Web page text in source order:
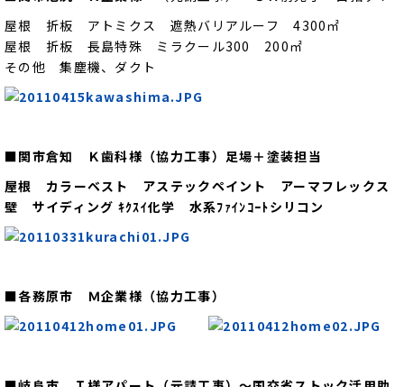
屋根 折板 アトミクス 遮熱バリアルーフ 4300㎡
屋根 折板 長島特殊 ミラクール300 200㎡
その他 集塵機、ダクト
■関市倉知 Ｋ歯科様（協力工事）足場＋塗装担当
屋根 カラーベスト アステックペイント アーマフレックス
壁 サイディング ｷｸｽｲ化学 水系ﾌｧｲﾝｺｰﾄシリコン
■各務原市 Ｍ企業様（協力工事）